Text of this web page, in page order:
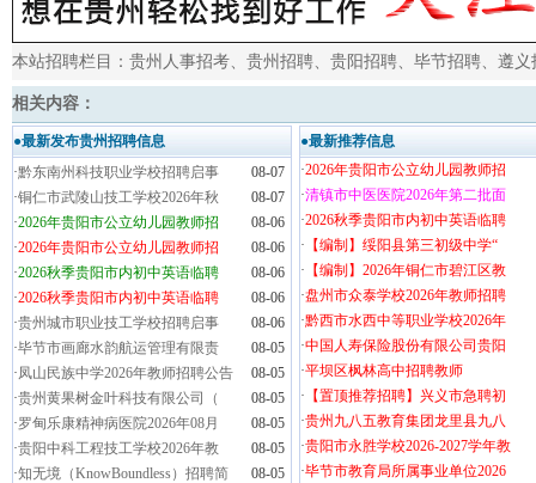
本站招聘栏目： 贵州人事招考、 贵州招聘、 贵阳招聘、 毕节招聘、 遵义
相关内容：
●最新发布贵州招聘信息
·黔东南州科技职业学校招聘启事
08-07
·铜仁市武陵山技工学校2026年秋
08-07
·2026年贵阳市公立幼儿园教师招
08-06
·2026年贵阳市公立幼儿园教师招
08-06
·2026秋季贵阳市内初中英语临聘
08-06
·2026秋季贵阳市内初中英语临聘
08-06
·贵州城市职业技工学校招聘启事
08-06
·毕节市画廊水韵航运管理有限责
08-05
·凤山民族中学2026年教师招聘公告
08-05
·贵州黄果树金叶科技有限公司（
08-05
·罗甸乐康精神病医院2026年08月
08-05
·贵阳中科工程技工学校2026年教
08-05
·知无境（KnowBoundless）招聘简
08-05
●最新推荐信息
·2026年贵阳市公立幼儿园教师招
·清镇市中医医院2026年第二批面
·2026秋季贵阳市内初中英语临聘
· 【编制】绥阳县第三初级中学“
· 【编制】2026年铜仁市碧江区教
·盘州市众泰学校2026年教师招聘
·黔西市水西中等职业学校2026年
·中国人寿保险股份有限公司贵阳
·平坝区枫林高中招聘教师
· 【置顶推荐招聘】兴义市急聘初
·贵州九八五教育集团龙里县九八
·贵阳市永胜学校2026-2027学年教
·毕节市教育局所属事业单位2026